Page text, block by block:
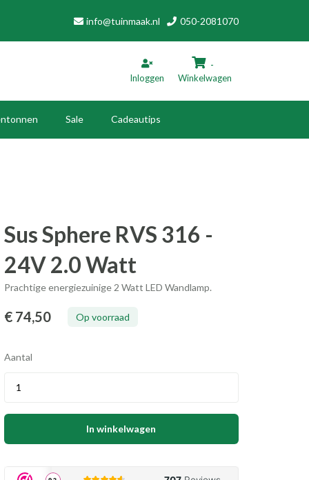
info@tuinmaak.nl 050-2081070
Inloggen
-
Winkelwagen
Sale Cadeautips
Vul hem met producten.
Sus Sphere RVS 316 -
24V 2.0 Watt
Prachtige energiezuinige 2 Watt LED Wandlamp.
€ 74,50 Op voorraad
Aantal
In winkelwagen